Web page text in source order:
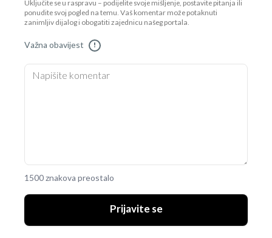
Uključite se u raspravu – podijelite svoje mišljenje, postavite pitanja ili
ponudite svoj pogled na temu. Vaš komentar može potaknuti
zanimljiv dijalog i obogatiti zajednicu našeg portala.
Važna obavijest !
1500 znakova preostalo
Prijavite se